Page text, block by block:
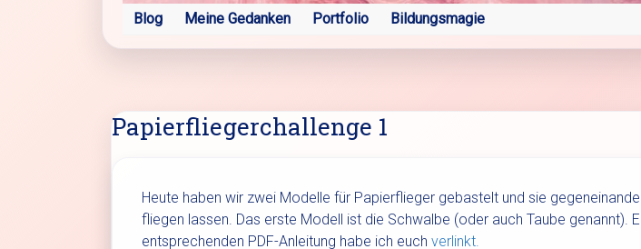
Blog Meine Gedanken Portfolio Bildungsmagie
Papierfliegerchallenge 1
Heute haben wir zwei Modelle für Papierflieger gebastelt und sie
fliegen lassen. Das erste Modell ist die Schwalbe (oder auch Taube genannt).
entsprechenden PDF-Anleitung habe ich euch verlinkt.